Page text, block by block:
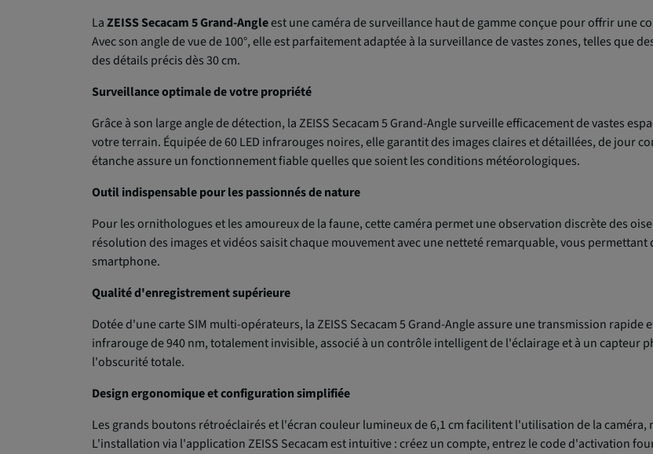
LaZEISS Secacam 5 Grand-Angleest une caméra de surveillance haut de gamme conçue pour offrir une
Avec son angle de vue de 100°, elle est parfaitement adaptée à la surveillance de vastes zones, telles que
des détails précis dès 30 cm.
Surveillance optimale de votre propriété
Grâce à son large angle de détection, la ZEISS Secacam 5 Grand-Angle surveille efficacement de vastes
votre terrain. Équipée de 60 LED infrarouges noires, elle garantit des images claires et détaillées, de jour
étanche assure un fonctionnement fiable quelles que soient les conditions météorologiques.
Outil indispensable pour les passionnés de nature
Pour les ornithologues et les amoureux de la faune, cette caméra permet une observation discrète des
résolution des images et vidéos saisit chaque mouvement avec une netteté remarquable, vous
smartphone.
Qualité d'enregistrement supérieure
Dotée d'une carte SIM multi-opérateurs, la ZEISS Secacam 5 Grand-Angle assure une transmission
infrarouge de 940 nm, totalement invisible, associé à un contrôle intelligent de l'éclairage et à un capteur
l'obscurité totale.
Design ergonomique et configuration simplifiée
Les grands boutons rétroéclairés et l'écran couleur lumineux de 6,1 cm facilitent l'utilisation de la
L'installation via l'application ZEISS Secacam est intuitive : créez un compte, entrez le code d'activation